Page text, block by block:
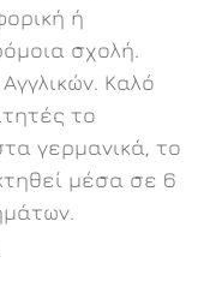
ή
σχολή.
Καλό
το
γερμανικά, το
μέσα σε 6